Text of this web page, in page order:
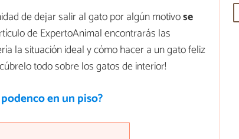
de dejar salir al gato por algún motivose
de ExpertoAnimal encontrarás las
la situación ideal y cómo hacer a un gato feliz
todo sobre los gatos de interior!
en un piso?